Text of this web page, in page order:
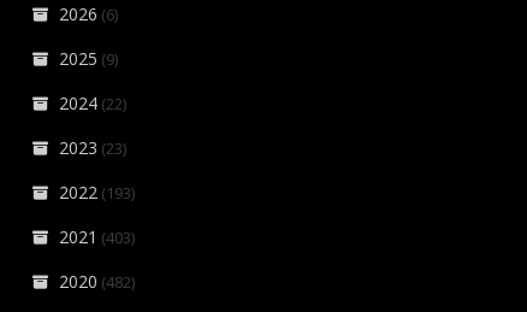
2026 (6)
2025 (9)
2024 (22)
2023 (23)
2022 (193)
2021 (403)
2020 (482)